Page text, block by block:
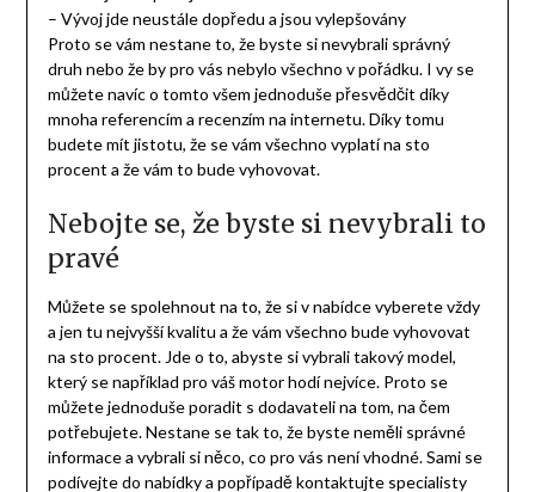
– Vývoj jde neustále dopředu a jsou vylepšovány
Proto se vám nestane to, že byste si nevybrali správný
druh nebo že by pro vás nebylo všechno v pořádku. I vy se
můžete navíc o tomto všem jednoduše přesvědčit díky
mnoha referencím a recenzím na internetu. Díky tomu
budete mít jistotu, že se vám všechno vyplatí na sto
procent a že vám to bude vyhovovat.
Nebojte se, že byste si nevybrali to
pravé
Můžete se spolehnout na to, že si v nabídce vyberete vždy
a jen tu nejvyšší kvalitu a že vám všechno bude vyhovovat
na sto procent. Jde o to, abyste si vybrali takový model,
který se například pro váš motor hodí nejvíce. Proto se
můžete jednoduše poradit s dodavateli na tom, na čem
potřebujete. Nestane se tak to, že byste neměli správné
informace a vybrali si něco, co pro vás není vhodné. Sami se
podívejte do nabídky a popřípadě kontaktujte specialisty